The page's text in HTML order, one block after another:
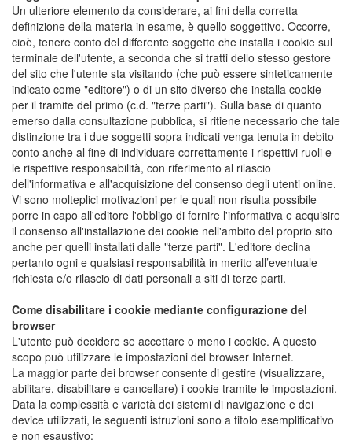
Un ulteriore elemento da considerare, ai fini della corretta
definizione della materia in esame, è quello soggettivo. Occorre,
cioè, tenere conto del differente soggetto che installa i cookie sul
terminale dell'utente, a seconda che si tratti dello stesso gestore
del sito che l'utente sta visitando (che può essere sinteticamente
indicato come "editore") o di un sito diverso che installa cookie
per il tramite del primo (c.d. "terze parti"). Sulla base di quanto
emerso dalla consultazione pubblica, si ritiene necessario che tale
distinzione tra i due soggetti sopra indicati venga tenuta in debito
conto anche al fine di individuare correttamente i rispettivi ruoli e
le rispettive responsabilità, con riferimento al rilascio
dell'informativa e all'acquisizione del consenso degli utenti online.
Vi sono molteplici motivazioni per le quali non risulta possibile
porre in capo all'editore l'obbligo di fornire l'informativa e acquisire
il consenso all'installazione dei cookie nell'ambito del proprio sito
anche per quelli installati dalle "terze parti". L'editore declina
pertanto ogni e qualsiasi responsabilità in merito all’eventuale
richiesta e/o rilascio di dati personali a siti di terze parti.
Come disabilitare i cookie mediante configurazione del
browser
L'utente può decidere se accettare o meno i cookie. A questo
scopo può utilizzare le impostazioni del browser Internet.
La maggior parte dei browser consente di gestire (visualizzare,
abilitare, disabilitare e cancellare) i cookie tramite le impostazioni.
Data la complessità e varietà dei sistemi di navigazione e dei
device utilizzati, le seguenti istruzioni sono a titolo esemplificativo
e non esaustivo: